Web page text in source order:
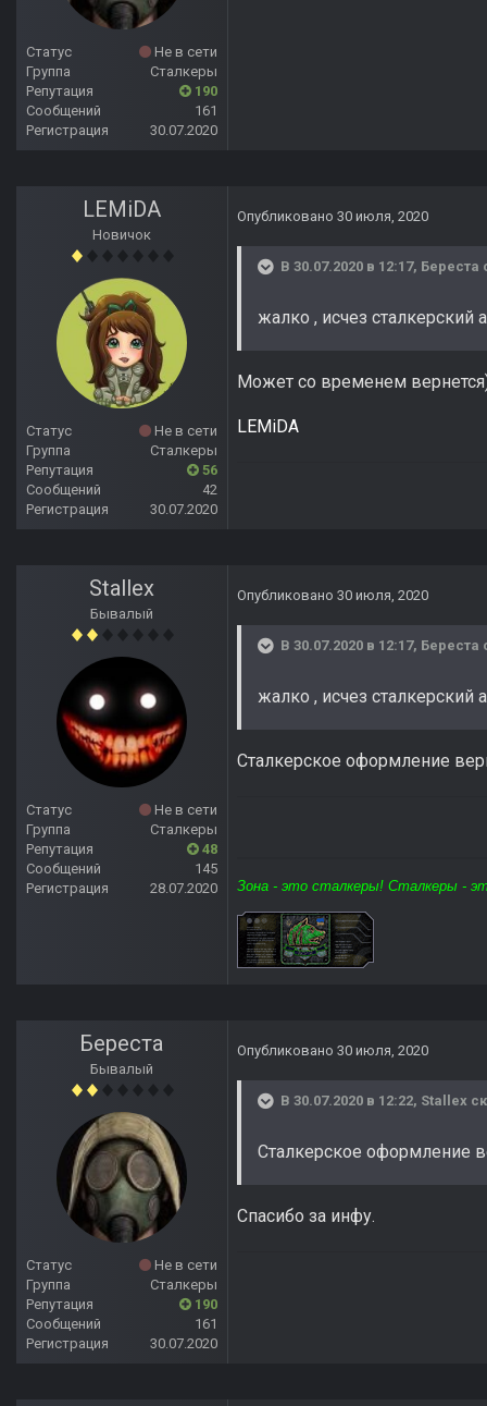
Статус
Не в сети
Группа
Сталкеры
Репутация
190
Сообщений
161
Регистрация
30.07.2020
LEMiDA
Новичок
Статус
Не в сети
Группа
Сталкеры
Репутация
56
Сообщений
42
Регистрация
30.07.2020
Опубликовано 30 июля, 2020
В 30.07.2020 в 12:17, Береста
жалко , исчез сталкерский
Может со временем
LEMiDA
Stallex
Бывалый
Статус
Не в сети
Группа
Сталкеры
Репутация
48
Сообщений
145
Регистрация
28.07.2020
Опубликовано 30 июля, 2020
В 30.07.2020 в 12:17, Береста
жалко , исчез сталкерский
Сталкерское оформление
Зона - это сталкеры! Сталкеры -
Береста
Бывалый
Статус
Не в сети
Группа
Сталкеры
Репутация
190
Сообщений
161
Регистрация
30.07.2020
Опубликовано 30 июля, 2020
В 30.07.2020 в 12:22, Stallex
Сталкерское оформление
Спасибо за инфу.